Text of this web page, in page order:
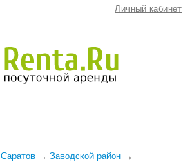
Личный кабинет
Саратов → Заводской район →